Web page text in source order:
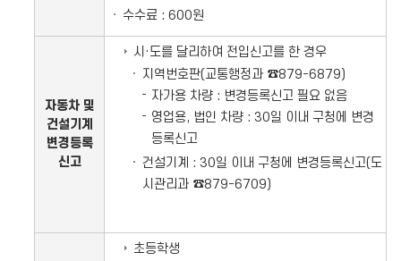
수수료 : 600원
자동차 및
건설기계
변경등록
신고
시·도를 달리하여 전입신고를 한 경우
지역번호판(교통행정과 ☎879-6879)
자가용 차량 : 변경등록신고 필요 없음
영업용, 법인 차량 : 30일 이내 구청에 변경
등록신고
건설기계 : 30일 이내 구청에 변경등록신고(도
시관리과 ☎879-6709)
초등학생